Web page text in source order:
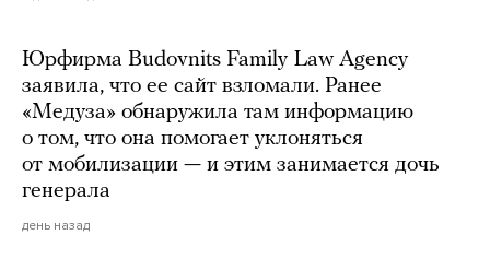
Юрфирма Budovnits Family Law Agency
заявила, что ее сайт взломали. Ранее
«Медуза» обнаружила там информацию
о том, что она помогает уклоняться
от мобилизации — и этим занимается дочь
генерала
день назад